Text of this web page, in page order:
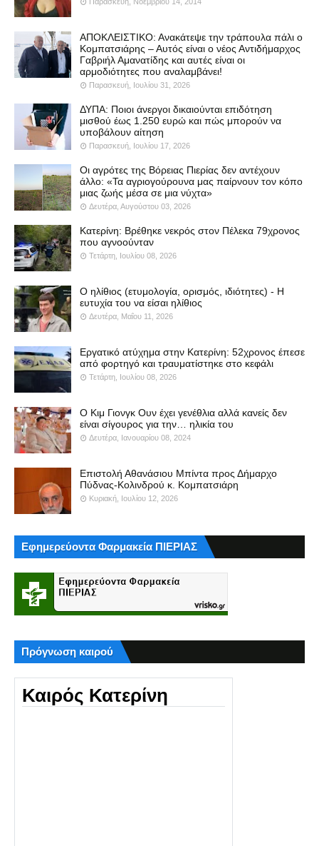
ΑΠΟΚΛΕΙΣΤΙΚΟ: Ανακάτεψε την τράπουλα πάλι ο
Κομπατσιάρης – Αυτός είναι ο νέος Αντιδήμαρχος
Γαβριήλ Αμανατίδης και αυτές είναι οι
αρμοδιότητες που αναλαμβάνει!
Παρασκευή, Ιουλίου 31, 2026
ΔΥΠΑ: Ποιοι άνεργοι δικαιούνται επιδότηση
μισθού έως 1.250 ευρώ και πώς μπορούν να
υποβάλουν αίτηση
Παρασκευή, Ιουλίου 17, 2026
Οι αγρότες της Βόρειας Πιερίας δεν αντέχουν
άλλο: «Τα αγριογούρουνα μας παίρνουν τον κόπο
μιας ζωής μέσα σε μια νύχτα»
Δευτέρα, Αυγούστου 03, 2026
Κατερίνη: Βρέθηκε νεκρός στον Πέλεκα 79χρονος
που αγνοούνταν
Τετάρτη, Ιουλίου 08, 2026
Ο ηλίθιος (ετυμολογία, ορισμός, ιδιότητες) - Η
ευτυχία του να είσαι ηλίθιος
Δευτέρα, Μαΐου 11, 2026
Εργατικό ατύχημα στην Κατερίνη: 52χρονος έπεσε
από φορτηγό και τραυματίστηκε στο κεφάλι
Τετάρτη, Ιουλίου 08, 2026
Ο Κιμ Γιονγκ Ουν έχει γενέθλια αλλά κανείς δεν
είναι σίγουρος για την… ηλικία του
Δευτέρα, Ιανουαρίου 08, 2024
Επιστολή Αθανάσιου Μπίντα προς Δήμαρχο
Πύδνας-Κολινδρού κ. Κομπατσιάρη
Κυριακή, Ιουλίου 12, 2026
Εφημερεύοντα Φαρμακεία ΠΙΕΡΙΑΣ
Πρόγνωση καιρού
Καιρός Κατερίνη